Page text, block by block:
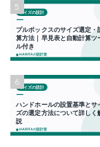
5
6